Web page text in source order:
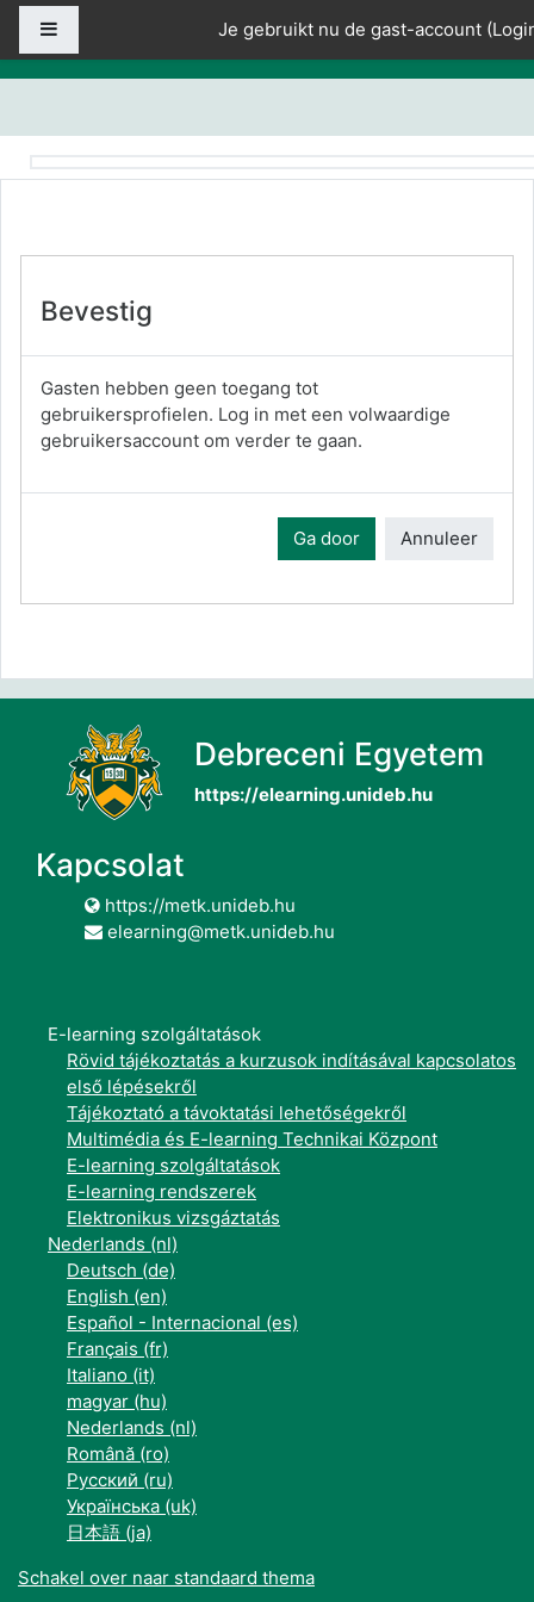
Ga naar hoofdinhoud
Je gebruikt nu de gast-account (
Bevestig
Gasten hebben geen toegang tot
gebruikersprofielen. Log in met een volwaardige
gebruikersaccount om verder te gaan.
Ga door Annuleer
Debreceni Egyetem
https://elearning.unideb.hu
Kapcsolat
https://metk.unideb.hu
elearning@metk.unideb.hu
E-learning szolgáltatások
Rövid tájékoztatás a kurzusok indításával kapcsolatos
első lépésekről
Tájékoztató a távoktatási lehetőségekről
Multimédia és E-learning Technikai Központ
E-learning szolgáltatások
E-learning rendszerek
Elektronikus vizsgáztatás
Nederlands ‎(nl)‎
Deutsch ‎(de)‎
English ‎(en)‎
Español - Internacional ‎(es)‎
Français ‎(fr)‎
Italiano ‎(it)‎
magyar ‎(hu)‎
Nederlands ‎(nl)‎
Română ‎(ro)‎
Русский ‎(ru)‎
Українська ‎(uk)‎
日本語 ‎(ja)‎
Schakel over naar standaard thema